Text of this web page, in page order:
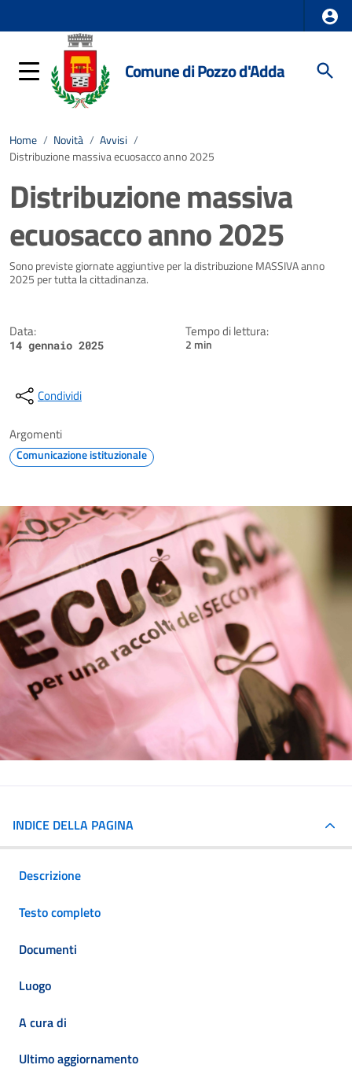
Comune di Pozzo d'Adda
Home / Novità / Avvisi /
Distribuzione massiva ecuosacco anno 2025
Distribuzione massiva
ecuosacco anno 2025
Dettagli della notizia
Sono previste giornate aggiuntive per la distribuzione MASSIVA anno
2025 per tutta la cittadinanza.
Data:
14 gennaio 2025
Tempo di lettura:
2 min
Condividi
Argomenti
Comunicazione istituzionale
INDICE DELLA PAGINA
Descrizione
Testo completo
Documenti
Luogo
A cura di
Ultimo aggiornamento